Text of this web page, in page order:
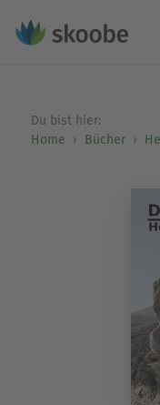
Du bist hier:
Home
Bücher